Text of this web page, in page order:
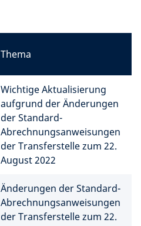
Thema
Wichtige Aktualisierung
aufgrund der Änderungen
der Standard-
Abrechnungsanweisungen
der Transferstelle zum 22.
August 2022
Änderungen der Standard-
Abrechnungsanweisungen
der Transferstelle zum 22.